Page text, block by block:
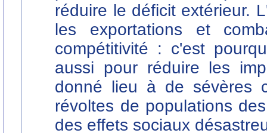
réduire le déficit extérieur.
les exportations et
compétitivité : c'est
aussi pour réduire les
donné lieu à de sévères
révoltes de populations
des effets sociaux